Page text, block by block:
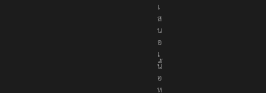
ส
น
อ
เ
นื้
อ
ห
า